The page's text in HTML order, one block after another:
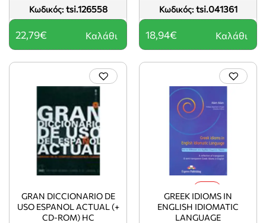
Κωδικός: tsi.126558
22,79€ Καλάθι
Κωδικός: tsi.041361
18,94€ Καλάθι
GRAN DICCIONARIO DE
USO ESPANOL ACTUAL (+
CD-ROM) HC
GREEK IDIOMS IN
ENGLISH IDIOMATIC
LANGUAGE